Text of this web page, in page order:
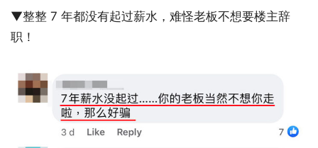
▼整整 7 年都没有起过薪水，难怪老板不想要楼主辞
职！